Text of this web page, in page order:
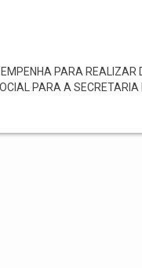
PARA
PARA A SECRETARIA